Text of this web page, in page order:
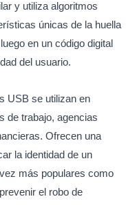
y utiliza algoritmos
únicas de la huella
en un código digital
del usuario.
USB se utilizan en
de trabajo, agencias
Ofrecen una
la identidad de un
más populares como
el robo de